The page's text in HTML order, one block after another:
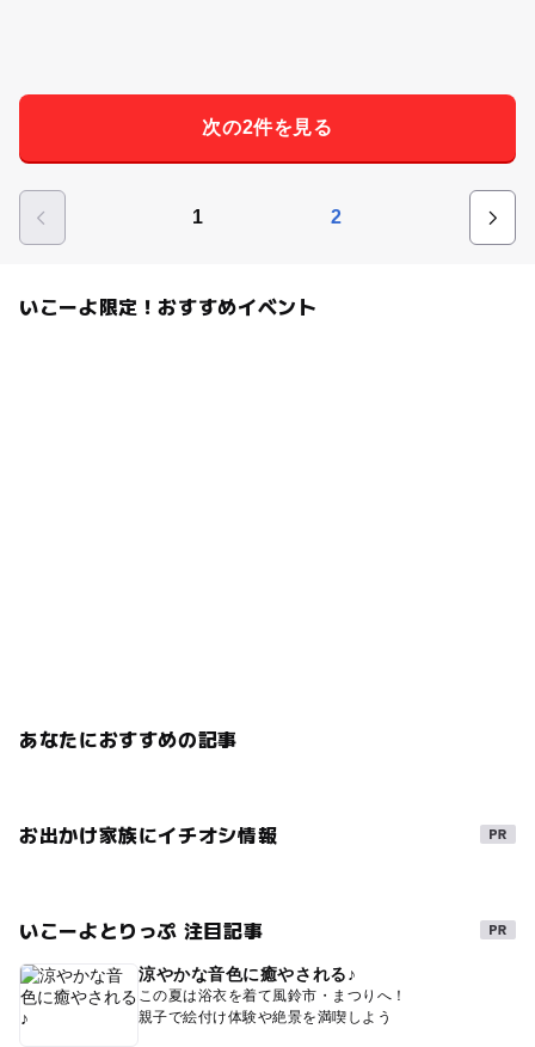
次の2件を見る
1 2
いこーよ限定！おすすめイベント
あなたにおすすめの記事
お出かけ家族にイチオシ情報
いこーよとりっぷ 注目記事
涼やかな音色に癒やされる♪
この夏は浴衣を着て風鈴市・まつりへ！
親子で絵付け体験や絶景を満喫しよう